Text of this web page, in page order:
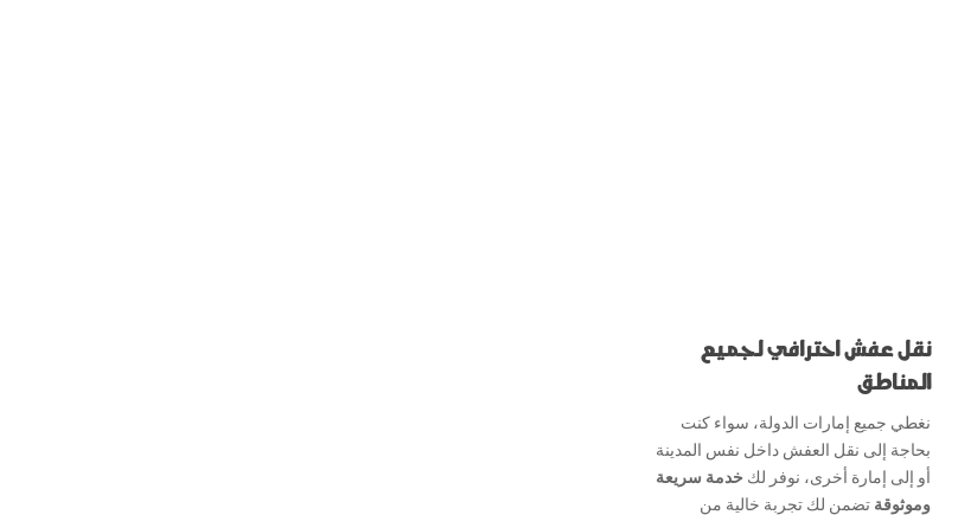
نقل عفش احترافي لجميع
المناطق
نغطي جميع إمارات الدولة، سواء كنت
بحاجة إلى نقل العفش داخل نفس المدينة
أو إلى إمارة أخرى، نوفر لك خدمة سريعة
وموثوقة تضمن لك تجربة خالية من